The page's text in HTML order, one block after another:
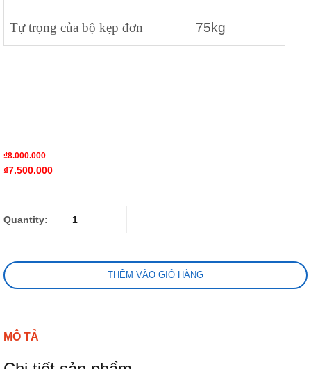
Tự trọng của bộ kẹp đơn 75kg
₫8.000.000
₫7.500.000
Quantity:
THÊM VÀO GIỎ HÀNG
MÔ TẢ